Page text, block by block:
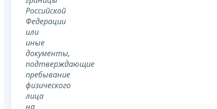
Российской
Федерации
или
иные
документы,
подтверждающие
пребывание
физического
лица
на